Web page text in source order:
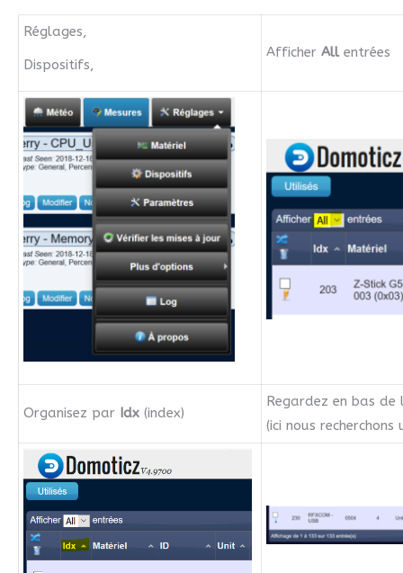
Réglages,
Dispositifs,
Afficher Allentrées
Organisez par Idx (index)
Regardez en bas
(ici nous